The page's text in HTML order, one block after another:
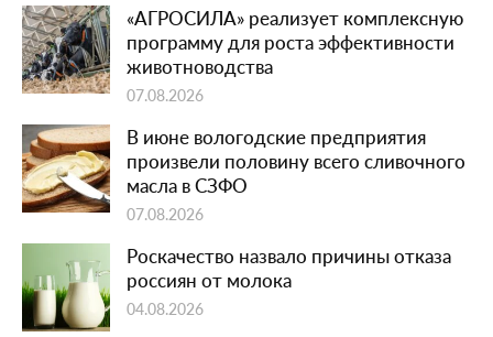
«АГРОСИЛА» реализует комплексную
программу для роста эффективности
животноводства
07.08.2026
В июне вологодские предприятия
произвели половину всего сливочного
масла в СЗФО
07.08.2026
Роскачество назвало причины отказа
россиян от молока
04.08.2026